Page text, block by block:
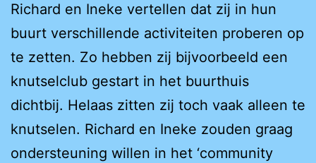
Richard en Ineke vertellen dat zij in hun
buurt verschillende activiteiten proberen op
te zetten. Zo hebben zij bijvoorbeeld een
knutselclub gestart in het buurthuis
dichtbij. Helaas zitten zij toch vaak alleen te
knutselen. Richard en Ineke zouden graag
ondersteuning willen in het ‘community